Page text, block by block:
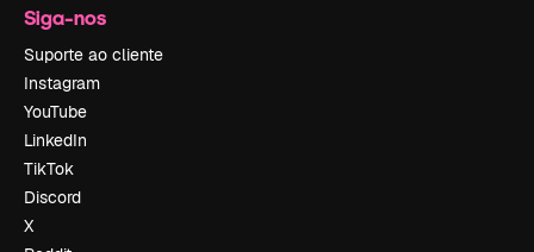
Siga-nos
Suporte ao cliente
Instagram
YouTube
LinkedIn
TikTok
Discord
X